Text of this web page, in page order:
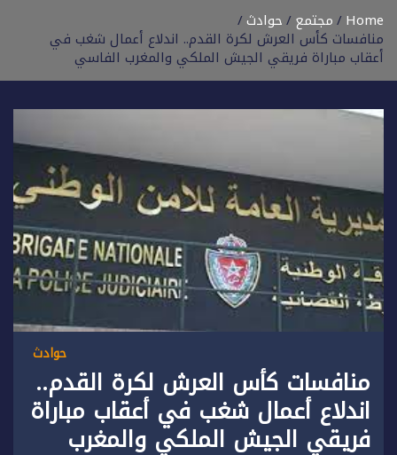
Home مجتمع حوادث
منافسات كأس العرش لكرة القدم.. اندلاع أعمال شغب في
أعقاب مباراة فريقي الجيش الملكي والمغرب الفاسي
حوادث
منافسات كأس العرش لكرة القدم..
اندلاع أعمال شغب في أعقاب مباراة
فريقي الجيش الملكي والمغرب